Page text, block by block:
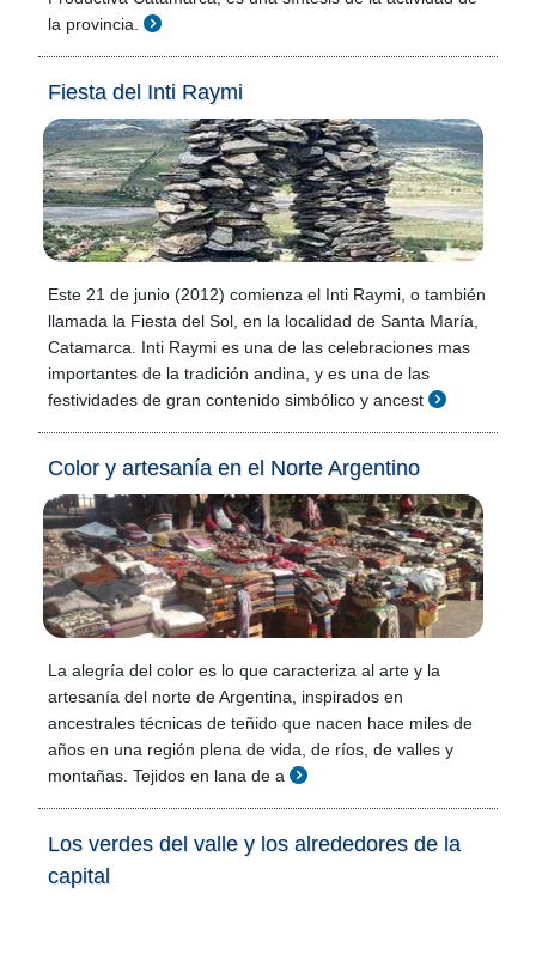
la provincia.
Fiesta del Inti Raymi
Este 21 de junio (2012) comienza el Inti Raymi, o también
llamada la Fiesta del Sol, en la localidad de Santa María,
Catamarca. Inti Raymi es una de las celebraciones mas
importantes de la tradición andina, y es una de las
festividades de gran contenido simbólico y ancest
Color y artesanía en el Norte Argentino
La alegría del color es lo que caracteriza al arte y la
artesanía del norte de Argentina, inspirados en
ancestrales técnicas de teñido que nacen hace miles de
años en una región plena de vida, de ríos, de valles y
montañas. Tejidos en lana de a
Los verdes del valle y los alrededores de la
capital